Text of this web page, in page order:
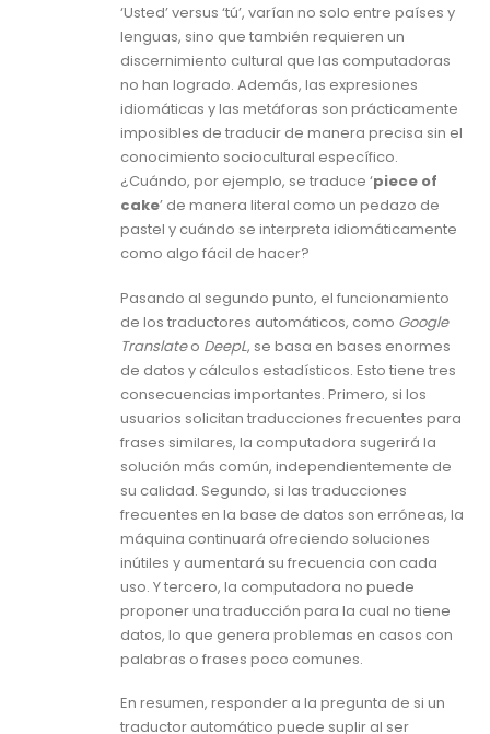
‘Usted’ versus ‘tú’, varían no solo entre países y
lenguas, sino que también requieren un
discernimiento cultural que las computadoras
no han logrado. Además, las expresiones
idiomáticas y las metáforas son prácticamente
imposibles de traducir de manera precisa sin el
conocimiento sociocultural específico.
¿Cuándo, por ejemplo, se traduce ‘piece of
cake’ de manera literal como un pedazo de
pastel y cuándo se interpreta idiomáticamente
como algo fácil de hacer?
Pasando al segundo punto, el funcionamiento
de los traductores automáticos, como Google
Translateo DeepL, se basa en bases enormes
de datos y cálculos estadísticos. Esto tiene tres
consecuencias importantes. Primero, si los
usuarios solicitan traducciones frecuentes para
frases similares, la computadora sugerirá la
solución más común, independientemente de
su calidad. Segundo, si las traducciones
frecuentes en la base de datos son erróneas, la
máquina continuará ofreciendo soluciones
inútiles y aumentará su frecuencia con cada
uso. Y tercero, la computadora no puede
proponer una traducción para la cual no tiene
datos, lo que genera problemas en casos con
palabras o frases poco comunes.
En resumen, responder a la pregunta de si un
traductor automático puede suplir al ser